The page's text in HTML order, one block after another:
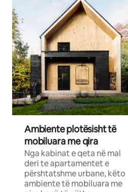
Ambiente plotësisht të
mobiluara me qira
Nga kabinat e qeta në mal
deri te apartamentet e
përshtatshme urbane, këto
ambiente të mobiluara me